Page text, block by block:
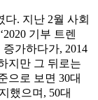
. 지난 2월 사회
기부 트렌
가하다가, 2014
지만 그 뒤로는
으로 보면 30대
했으며, 50대